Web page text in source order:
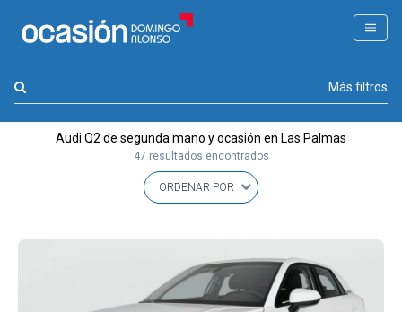
FILTROS
APPROVED
Más filtros
Audi Q2 de segunda mano y ocasión en Las Palmas
47 resultados encontrados